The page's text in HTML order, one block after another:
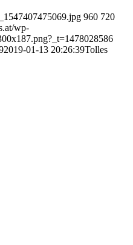
960 720
wp-
2019-01-13 20:26:39Tolles